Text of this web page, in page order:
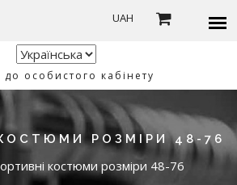
UAH
до особистого кабінету
РОЗМІРИ 48-76
костюми розміри 48-76